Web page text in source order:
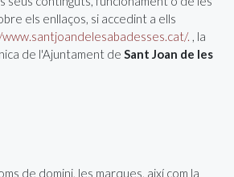
els enllaços, si accedint a ells
. , la
de l'Ajuntament de Sant Joan de les
de domini, les marques, així com la